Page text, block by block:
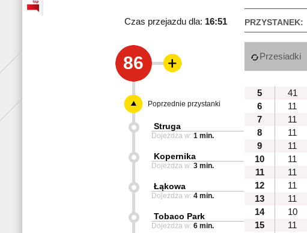
PRZYSTANEK:
Czas przejazdu dla: 16:51
86 Przesiadki
5
41
6
11
7
11
8
11
9
11
10
11
11
11
12
11
13
11
14
10
15
11
Poprzednie przystanki
Struga
Dojeżdża w: 1 min.
Kopernika
Dojeżdża w: 3 min.
Łąkowa
Dojeżdża w: 4 min.
Tobaco Park
Dojeżdża w: 6 min.